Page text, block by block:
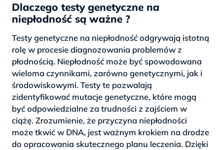
Dlaczego testy genetyczne na
niepłodność są ważne ?
Testy genetyczne na niepłodność odgrywają istotną
rolę w procesie diagnozowania problemów z
płodnością. Niepłodność może być spowodowana
wieloma czynnikami, zarówno genetycznymi, jak i
środowiskowymi. Testy te pozwalają
zidentyfikować mutacje genetyczne, które mogą
być odpowiedzialne za trudności z zajściem w
ciążę. Zrozumienie, że przyczyna niepłodności
może tkwić w DNA, jest ważnym krokiem na drodze
do opracowania skutecznego planu leczenia. Dzięki